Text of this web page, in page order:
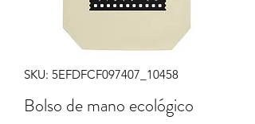
SKU: 5EFDFCF097407_10458
Bolso de mano ecológico